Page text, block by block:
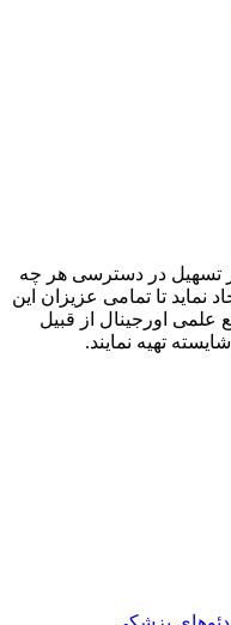
تسهیل در دسترسی هر چه
نماید تا تمامی عزیزان این
اورجینال از قبیل
تهیه نمایند.